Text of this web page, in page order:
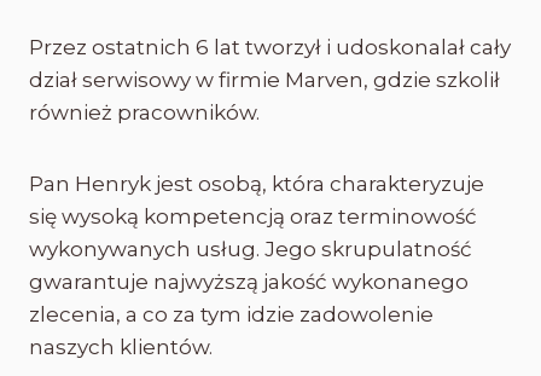
Przez ostatnich 6 lat tworzył i udoskonalał cały
dział serwisowy w firmie Marven, gdzie szkolił
również pracowników.
Pan Henryk jest osobą, która charakteryzuje
się wysoką kompetencją oraz terminowość
wykonywanych usług. Jego skrupulatność
gwarantuje najwyższą jakość wykonanego
zlecenia, a co za tym idzie zadowolenie
naszych klientów.